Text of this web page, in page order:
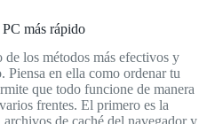
más rápido
los métodos más efectivos y
Piensa en ella como ordenar tu
que todo funcione de manera
frentes. El primero es la